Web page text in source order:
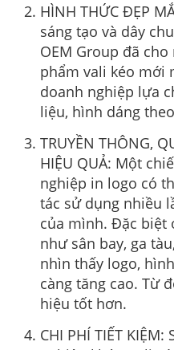
HÌNH THỨC ĐẸP
sáng tạo và dây
OEM Group đã
phẩm vali kéo mới
doanh nghiệp lựa
liệu, hình dáng
TRUYỀN THÔNG,
HIỆU QUẢ: Một
nghiệp in logo có
tác sử dụng nhiều
của mình. Đặc biệt
như sân bay, ga
nhìn thấy logo,
càng tăng cao. Từ
hiệu tốt hơn.
CHI PHÍ TIẾT